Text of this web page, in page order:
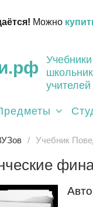
Можно
учителей
Учебник